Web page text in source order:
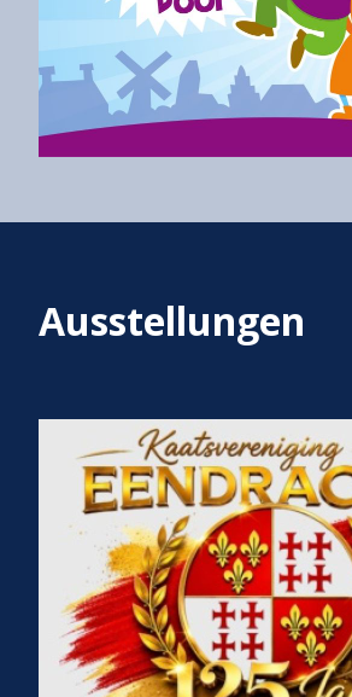
Ausstellungen